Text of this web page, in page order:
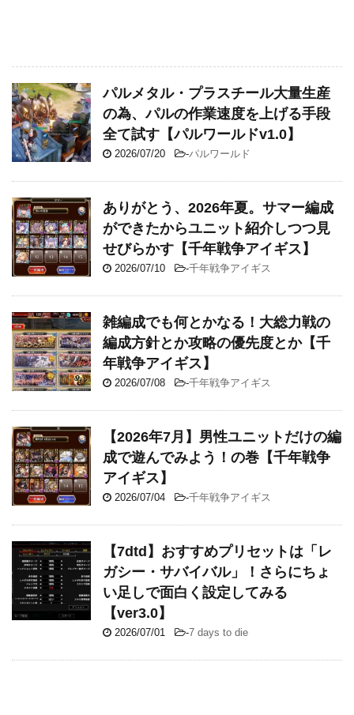
パルメタル・プラスチール大量生産
の為、パルの作業速度を上げる手段
全て試す【パルワールドv1.0】
2026/07/20 -パルワールド
ありがとう、2026年夏。サマー編成
ができたからユニット紹介しつつ見
せびらかす【千年戦争アイギス】
2026/07/10 -千年戦争アイギス
雑編成でも何とかなる！大総力戦の
編成方針とか攻略の優先度とか【千
年戦争アイギス】
2026/07/08 -千年戦争アイギス
【2026年7月】男性ユニットだけの編
成で遊んでみよう！の巻【千年戦争
アイギス】
2026/07/04 -千年戦争アイギス
【7dtd】おすすめプリセットは「レ
ガシー・サバイバル」！さらにちょ
い足しで面白く設定してみる
【ver3.0】
2026/07/01 -7 days to die